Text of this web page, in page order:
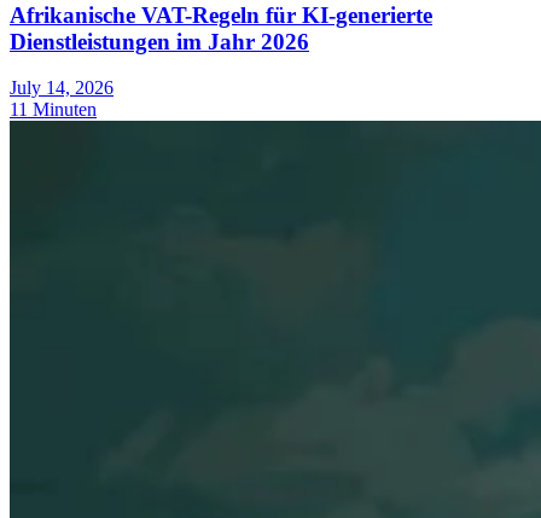
Afrikanische VAT-Regeln für KI-generierte
Dienstleistungen im Jahr 2026
July 14, 2026
11 Minuten